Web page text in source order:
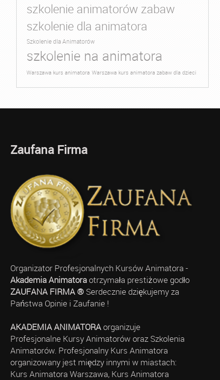
szkolenie animatorów zabaw
szkolenie dla animatora
Szkolenie dla Animatorów
szkolenie na animatora
Warszawa kurs animatora Warszawa kurs animatora zabaw dla dzieci
Zaufana Firma
Organizator Profesjonalnych Kursów Animatora -
Akademia Animatoraotrzymała prestiżowe godło
ZAUFANA FIRMA ®Serdecznie dziękujemy za
Państwa Opinie i Zaufanie !
AKADEMIA ANIMATORAorganizuje
Profesjonalne Kursy Animatorów oraz Szkolenia
Animatorów. Profesjonalny Kurs Animatora
organizowany jest między innymi w miastach:
Kurs Animatora Warszawa, Kurs Animatora